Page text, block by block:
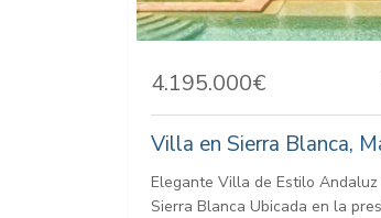
4.195.000€
Villa en Sierra Blanca,
Elegante Villa de Estilo
Sierra Blanca Ubicada en la